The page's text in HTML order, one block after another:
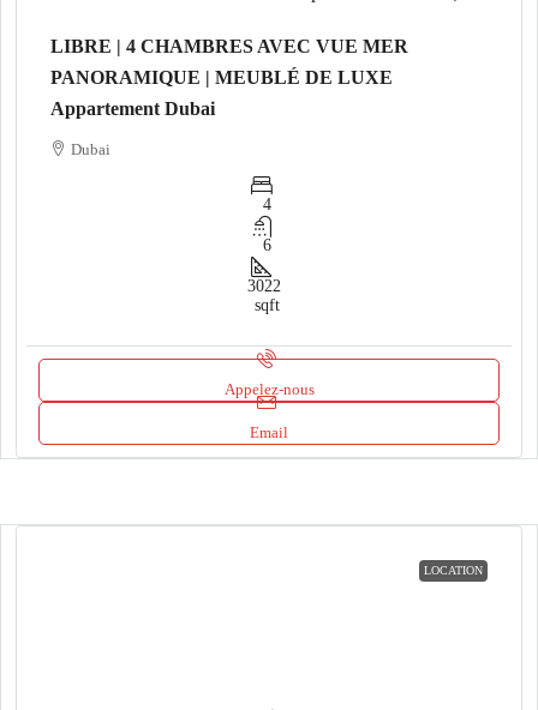
LIBRE | 4 CHAMBRES AVEC VUE MER
PANORAMIQUE | MEUBLÉ DE LUXE
Appartement Dubai
Dubai
4
6
3022
sqft
Appelez-nous
Email
LOCATION